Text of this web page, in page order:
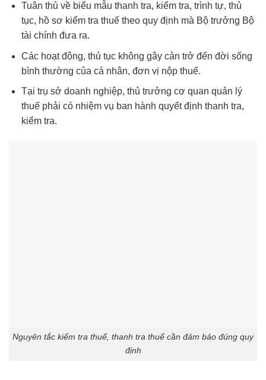
Tuân thủ về biểu mẫu thanh tra, kiểm tra, trình tự, thủ
tục, hồ sơ kiểm tra thuế theo quy định mà Bộ trưởng Bộ
tài chính đưa ra.
Các hoạt động, thủ tục không gây cản trở đến đời sống
bình thường của cá nhân, đơn vị nộp thuế.
Tại trụ sở doanh nghiệp, thủ trưởng cơ quan quản lý
thuế phải có nhiệm vụ ban hành quyết định thanh tra,
kiểm tra.
Nguyên tắc kiểm tra thuế, thanh tra thuế cần đảm bảo đúng quy
định